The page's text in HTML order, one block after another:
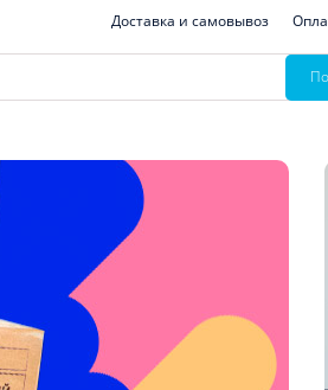
Доставка и самовывоз